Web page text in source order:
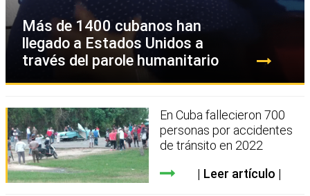
Más de 1400 cubanos han
llegado a Estados Unidos a
través del parole humanitario
En Cuba fallecieron 700
personas por accidentes
de tránsito en 2022
Leer artículo